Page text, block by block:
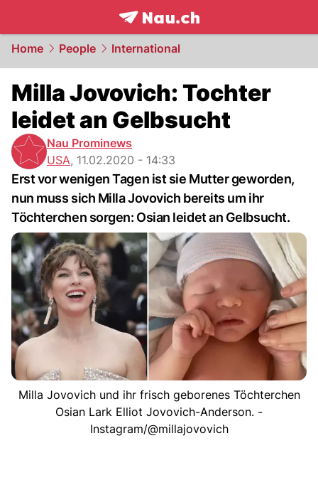
frontpage.NAU.ch
Home People International
Milla Jovovich: Tochter
leidet an Gelbsucht
Nau Prominews
USA, 11.02.2020 - 14:33
Erst vor wenigen Tagen ist sie Mutter geworden,
nun muss sich Milla Jovovich bereits um ihr
Töchterchen sorgen: Osian leidet an Gelbsucht.
Milla Jovovich und ihr frisch geborenes Töchterchen
Osian Lark Elliot Jovovich-Anderson. -
Instagram/@millajovovich